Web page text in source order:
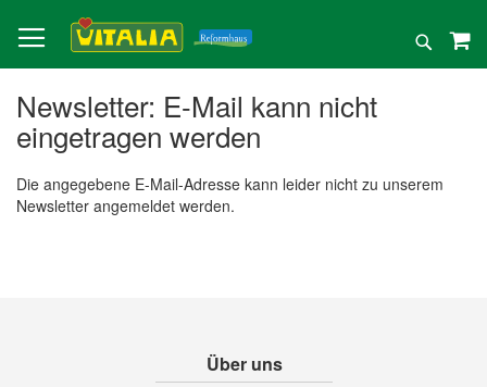
zum
Inhalt
Suche
Newsletter: E-Mail kann nicht
eingetragen werden
Die angegebene E-Mail-Adresse kann leider nicht zu unserem
Newsletter angemeldet werden.
Über uns